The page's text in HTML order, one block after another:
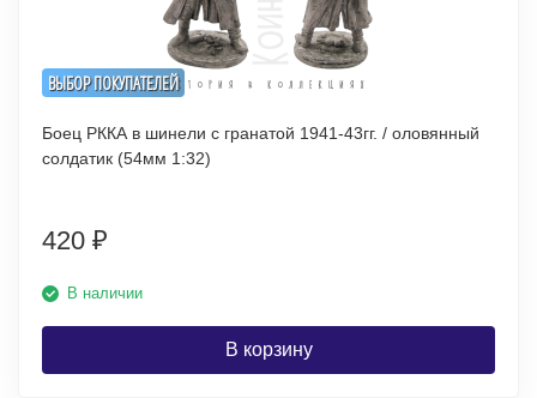
ВЫБОР ПОКУПАТЕЛЕЙ
Боец РККА в шинели с гранатой 1941-43гг. / оловянный
солдатик (54мм 1:32)
420 ₽
В наличии
В корзину